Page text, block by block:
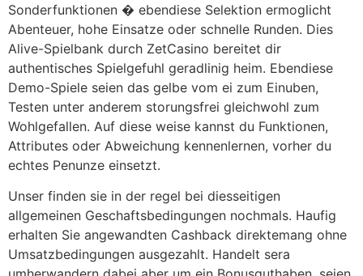
Sonderfunktionen � ebendiese Selektion ermoglicht
Abenteuer, hohe Einsatze oder schnelle Runden. Dies
Alive-Spielbank durch ZetCasino bereitet dir
authentisches Spielgefuhl geradlinig heim. Ebendiese
Demo-Spiele seien das gelbe vom ei zum Einuben,
Testen unter anderem storungsfrei gleichwohl zum
Wohlgefallen. Auf diese weise kannst du Funktionen,
Attributes oder Abweichung kennenlernen, vorher du
echtes Penunze einsetzt.
Unser finden sie in der regel bei diesseitigen
allgemeinen Geschaftsbedingungen nochmals. Haufig
erhalten Sie angewandten Cashback direktemang ohne
Umsatzbedingungen ausgezahlt. Handelt sera